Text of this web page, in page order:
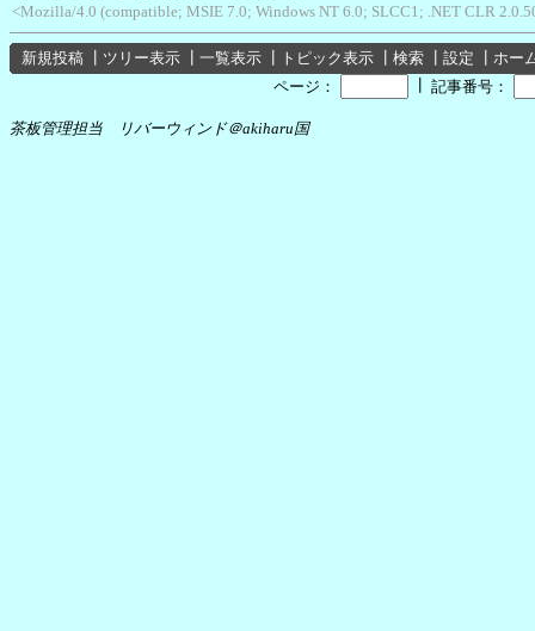
<Mozilla/4.0 (compatible; MSIE 7.0; Windows NT 6.0; SLCC1; .NET CLR
新規投稿 ツリー表示 一覧表示 トピック表示 検索 設定
ホー
ページ：
記事番号：
茶板管理担当 リバーウィンド＠akiharu国